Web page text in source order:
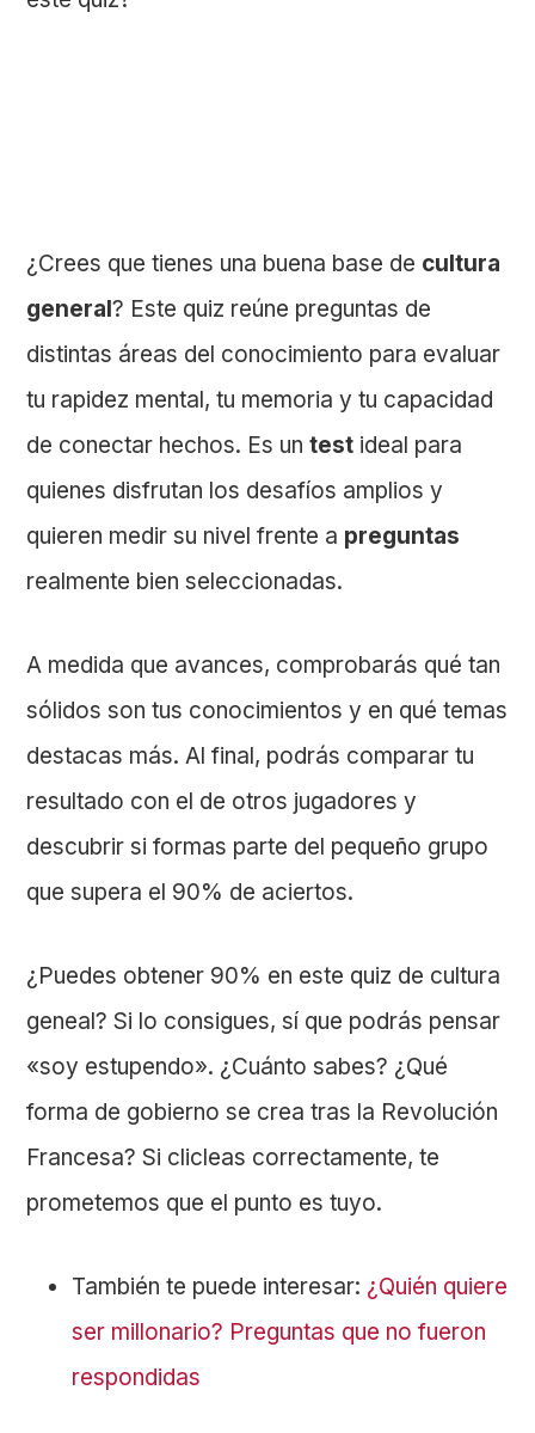
¿Crees que tienes una buena base de cultura
general? Este quiz reúne preguntas de
distintas áreas del conocimiento para evaluar
tu rapidez mental, tu memoria y tu capacidad
de conectar hechos. Es untest ideal para
quienes disfrutan los desafíos amplios y
quieren medir su nivel frente a preguntas
realmente bien seleccionadas.
A medida que avances, comprobarás qué tan
sólidos son tus conocimientos y en qué temas
destacas más. Al final, podrás comparar tu
resultado con el de otros jugadores y
descubrir si formas parte del pequeño grupo
que supera el 90% de aciertos.
¿Puedes obtener 90% en este quiz de cultura
geneal? Si lo consigues, sí que podrás pensar
«soy estupendo». ¿Cuánto sabes? ¿Qué
forma de gobierno se crea tras la Revolución
Francesa? Si clicleas correctamente, te
prometemos que el punto es tuyo.
También te puede interesar: ¿Quién quiere
ser millonario? Preguntas que no fueron
respondidas